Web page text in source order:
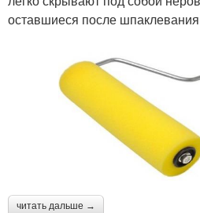
оставшиеся после
читать дальше →